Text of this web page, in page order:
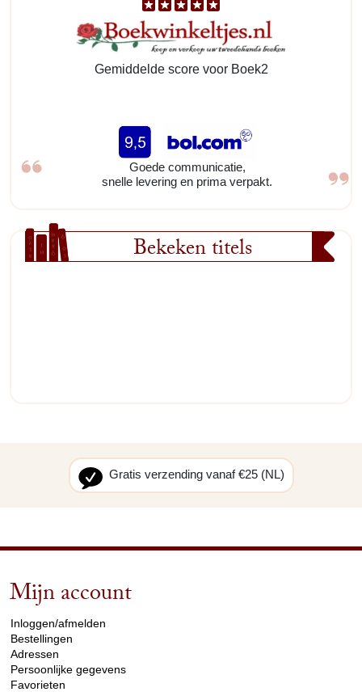
Gemiddelde score voor Boek2
Goede communicatie,
snelle levering en prima verpakt.
Bekeken titels
Gratis verzending vanaf €25 (NL)
Mijn account
Inloggen/afmelden
Bestellingen
Adressen
Persoonlijke gegevens
Favorieten